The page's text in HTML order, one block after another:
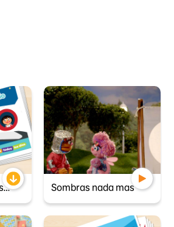
Aventureras del espacio Sombras nada mas